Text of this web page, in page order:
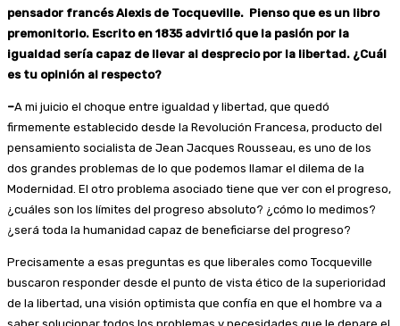
pensador francés Alexis de Tocqueville. Pienso que es un libro
premonitorio. Escrito en 1835 advirtió que la pasión por la
igualdad sería capaz de llevar al desprecio por la libertad. ¿Cuál
es tu opinión al respecto?
–A mi juicio el choque entre igualdad y libertad, que quedó
firmemente establecido desde la Revolución Francesa, producto del
pensamiento socialista de Jean Jacques Rousseau, es uno de los
dos grandes problemas de lo que podemos llamar el dilema de la
Modernidad. El otro problema asociado tiene que ver con el progreso,
¿cuáles son los límites del progreso absoluto? ¿cómo lo medimos?
¿será toda la humanidad capaz de beneficiarse del progreso?
Precisamente a esas preguntas es que liberales como Tocqueville
buscaron responder desde el punto de vista ético de la superioridad
de la libertad, una visión optimista que confía en que el hombre va a